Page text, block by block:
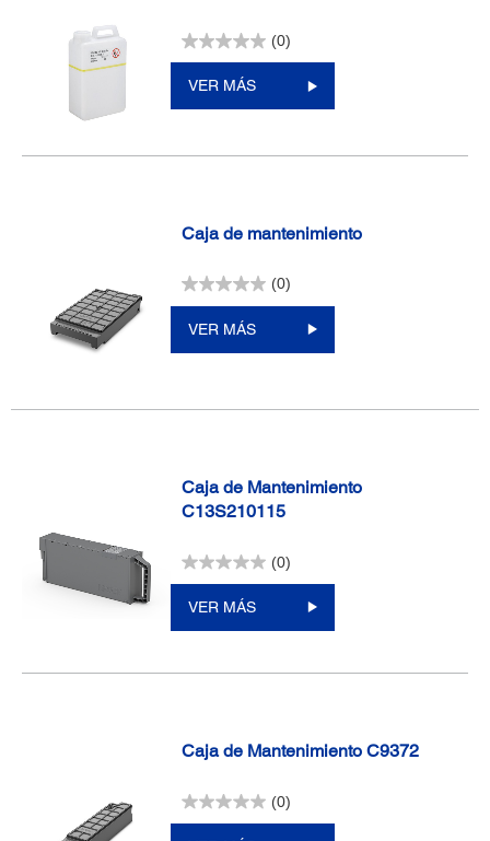
(0)
VER MÁS
Caja de mantenimiento
(0)
VER MÁS
Caja de Mantenimiento
C13S210115
(0)
VER MÁS
Caja de Mantenimiento C9372
(0)